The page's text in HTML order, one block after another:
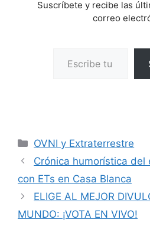
Suscríbete y recibe las
correo
Categorías
OVNI y Extraterrestre
Crónica humorística del
con ETs en Casa Blanca
ELIGE AL MEJOR
MUNDO: ¡VOTA EN VIVO!